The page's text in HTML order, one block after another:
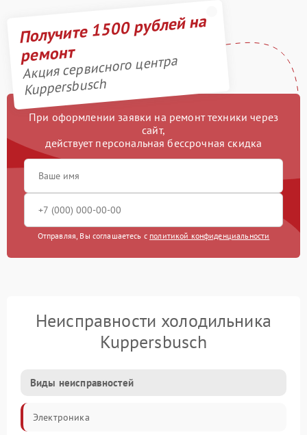
Получите 1500 рублей на
ремонт
Акция сервисного центра
Kuppersbusch
При оформлении заявки на ремонт техники через
сайт,
действует персональная бессрочная скидка
Отправляя, Вы соглашаетесь с политикой конфиденциальности
Неисправности холодильника
Kuppersbusch
Виды неисправностей
Электроника